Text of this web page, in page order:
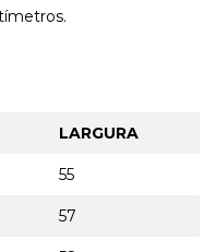
LARGURA
55
57